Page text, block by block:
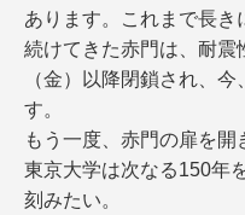
あります。これまで長き
続けてきた赤門は、耐震
（金）以降閉鎖され、
す。
もう一度、赤門の扉を開
東京大学は次なる150年
刻みたい。